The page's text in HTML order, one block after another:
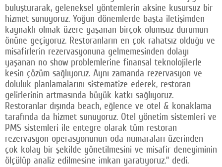
buluşturarak, geleneksel yöntemlerin aksine kusursuz bir
hizmet sunuyoruz. Yoğun dönemlerde başta iletişimden
kaynaklı olmak üzere yaşanan birçok olumsuz durumun
önüne geçiyoruz. Restoranların en çok rahatsız olduğu ve
misafirlerin rezervasyonuna gelmemesinden dolayı
yaşanan no show problemlerine finansal teknolojilerle
kesin çözüm sağlıyoruz. Aynı zamanda rezervasyon ve
doluluk planlamalarını sistematize ederek, restoran
gelirlerinin artmasında büyük katkı sağlıyoruz.
Restoranlar dışında beach, eğlence ve otel & konaklama
tarafında da hizmet sunuyoruz. Otel yönetim sistemleri ve
PMS sistemleri ile entegre olarak tüm restoran
rezervasyon operasyonunun oda numaraları üzerinden
çok kolay bir şekilde yönetilmesini ve misafir deneyiminin
ölçülüp analiz edilmesine imkan yaratıyoruz.” dedi.